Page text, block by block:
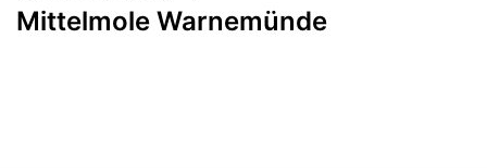
Mittelmole Warnemünde